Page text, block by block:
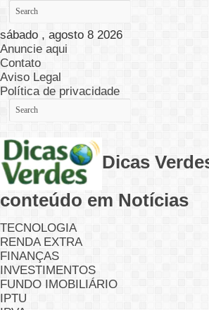
sábado , agosto 8 2026
Anuncie aqui
Contato
Aviso Legal
Política de privacidade
Dicas
conteúdo em Notícias
TECNOLOGIA
RENDA EXTRA
FINANÇAS
INVESTIMENTOS
FUNDO IMOBILIÁRIO
IPTU